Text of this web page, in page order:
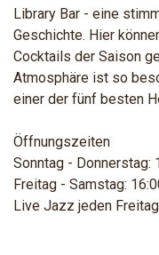
Library Bar - eine
Geschichte. Hier
Cocktails der Saison
Atmosphäre ist so
einer der fünf besten
Öffnungszeiten
Sonntag - Donnerstag:
Freitag - Samstag:
Live Jazz jeden